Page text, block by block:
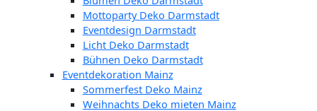
Mottoparty Deko Darmstadt
Eventdesign Darmstadt
Licht Deko Darmstadt
Bühnen Deko Darmstadt
Eventdekoration Mainz
Sommerfest Deko Mainz
Weihnachts Deko mieten Mainz